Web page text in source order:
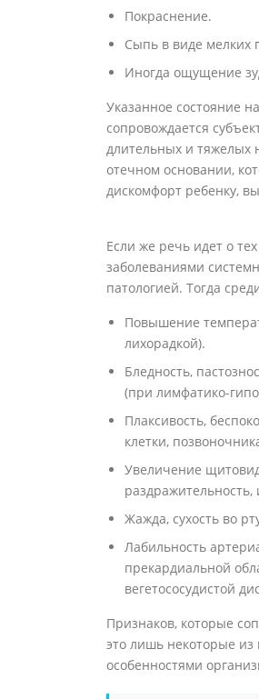
Покраснение.
Сыпь в виде мелких
Иногда ощущение
Указанное состояние
сопровождается
длительных и тяжелых
отечном основании,
дискомфорт ребенку,
Если же речь идет о
заболеваниями
патологией. Тогда
Повышение
лихорадкой).
Бледность,
(при лимфатико-
Плаксивость,
клетки,
Увеличение
раздражительность,
Жажда, сухость во
Лабильность
прекардиальной
вегетососудистой
Признаков, которые
это лишь некоторые из
особенностями